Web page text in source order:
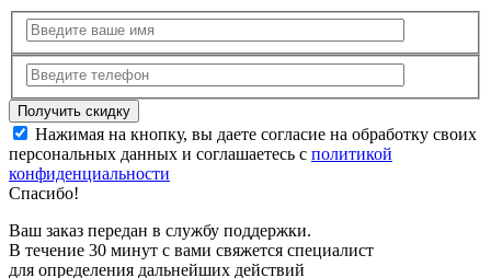
Нажимая на кнопку, вы даете согласие на обработку своих
персональных данных и соглашаетесь с политикой
конфиденциальности
Спасибо!
Ваш заказ передан в службу поддержки.
В течение 30 минут с вами свяжется специалист
для определения дальнейших действий